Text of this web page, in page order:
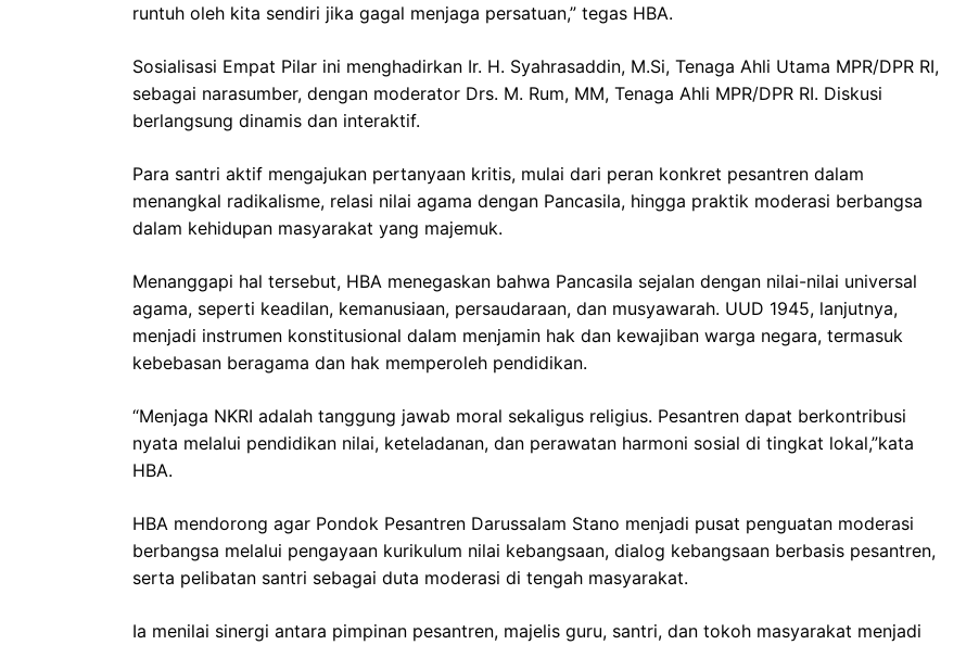
runtuh oleh kita sendiri jika gagal menjaga persatuan,” tegas HBA.
Sosialisasi Empat Pilar ini menghadirkan Ir. H. Syahrasaddin, M.Si, Tenaga Ahli Utama MPR/DPR RI,
sebagai narasumber, dengan moderator Drs. M. Rum, MM, Tenaga Ahli MPR/DPR RI. Diskusi
berlangsung dinamis dan interaktif.
Para santri aktif mengajukan pertanyaan kritis, mulai dari peran konkret pesantren dalam
menangkal radikalisme, relasi nilai agama dengan Pancasila, hingga praktik moderasi berbangsa
dalam kehidupan masyarakat yang majemuk.
Menanggapi hal tersebut, HBA menegaskan bahwa Pancasila sejalan dengan nilai-nilai universal
agama, seperti keadilan, kemanusiaan, persaudaraan, dan musyawarah. UUD 1945, lanjutnya,
menjadi instrumen konstitusional dalam menjamin hak dan kewajiban warga negara, termasuk
kebebasan beragama dan hak memperoleh pendidikan.
“Menjaga NKRI adalah tanggung jawab moral sekaligus religius. Pesantren dapat berkontribusi
nyata melalui pendidikan nilai, keteladanan, dan perawatan harmoni sosial di tingkat lokal,”kata
HBA.
HBA mendorong agar Pondok Pesantren Darussalam Stano menjadi pusat penguatan moderasi
berbangsa melalui pengayaan kurikulum nilai kebangsaan, dialog kebangsaan berbasis pesantren,
serta pelibatan santri sebagai duta moderasi di tengah masyarakat.
Ia menilai sinergi antara pimpinan pesantren, majelis guru, santri, dan tokoh masyarakat menjadi